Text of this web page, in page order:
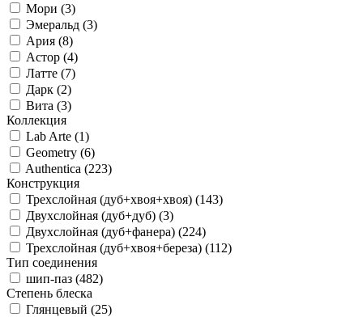
Мори (3)
Эмеральд (3)
Ария (8)
Астор (4)
Латте (7)
Дарк (2)
Вита (3)
Коллекция
Lab Arte (1)
Geometry (6)
Authentica (223)
Конструкция
Трехслойная (дуб+хвоя+хвоя) (143)
Двухслойная (дуб+дуб) (3)
Двухслойная (дуб+фанера) (224)
Трехслойная (дуб+хвоя+береза) (112)
Тип соединения
шип-паз (482)
Степень блеска
Глянцевый (25)